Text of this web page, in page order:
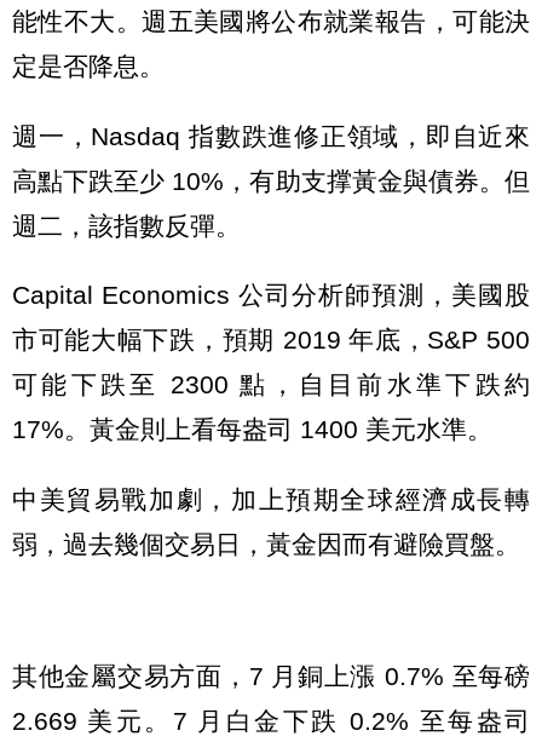
能性不大。週五美國將公布就業報告，可能決
定是否降息。
週一，Nasdaq 指數跌進修正領域，即自近來
高點下跌至少 10%，有助支撑黃金與債券。但
週二，該指數反彈。
Capital Economics 公司分析師預測，美國股
市可能大幅下跌，預期 2019 年底，S&P 500
可能下跌至 2300 點，自目前水準下跌約
17%。黃金則上看每盎司 1400 美元水準。
中美貿易戰加劇，加上預期全球經濟成長轉
弱，過去幾個交易日，黃金因而有避險買盤。
其他金屬交易方面，7 月銅上漲 0.7% 至每磅
2.669 美元。7 月白金下跌 0.2% 至每盎司